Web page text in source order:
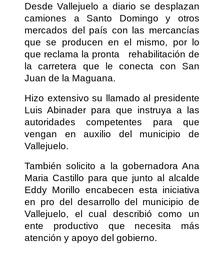
Desde Vallejuelo a diario se desplazan
camiones a Santo Domingo y otros
mercados del país con las mercancías
que se producen en el mismo, por lo
que reclama la pronta
rehabilitación de
la carretera que le conecta con San
Juan de la Maguana.
Hizo extensivo su llamado al presidente
Luis Abinader para que instruya a las
autoridades competentes para que
vengan en auxilio del municipio de
Vallejuelo.
También solicito a la gobernadora Ana
Maria Castillo para que junto al alcalde
Eddy Morillo encabecen esta iniciativa
en pro del desarrollo del municipio de
Vallejuelo, el cual describió como un
ente productivo que necesita más
atención y apoyo del gobierno.